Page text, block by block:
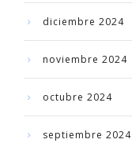
diciembre 2024
noviembre 2024
octubre 2024
septiembre 2024